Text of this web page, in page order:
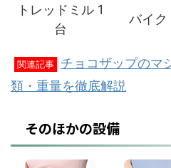
トレッドミル 1
台
バイク
関連記事
チョコザップのマ
類・重量を徹底解説
そのほかの設備